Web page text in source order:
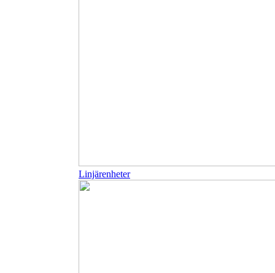
Linjärenheter